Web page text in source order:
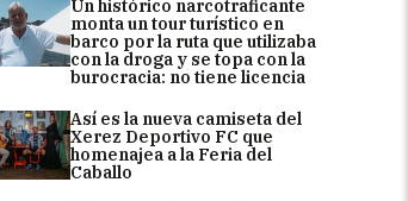
Un histórico narcotraficante
monta un tour turístico en
barco por la ruta que utilizaba
con la droga y se topa con la
burocracia: no tiene licencia
Así es la nueva camiseta del
Xerez Deportivo FC que
homenajea a la Feria del
Caballo